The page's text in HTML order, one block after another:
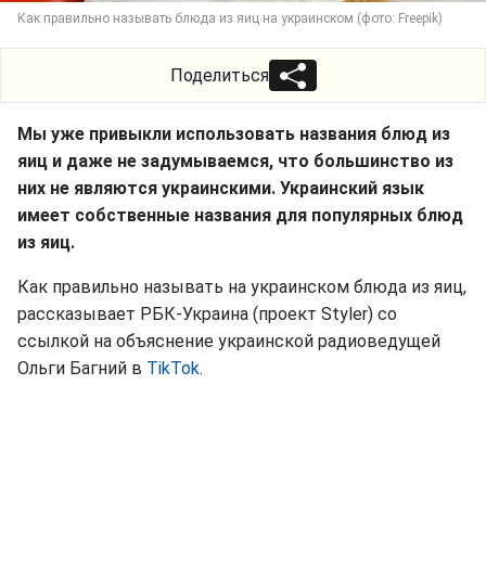
Как правильно называть блюда из яиц на украинском (фото: Freepik)
Поделиться
Мы уже привыкли использовать названия блюд из
яиц и даже не задумываемся, что большинство из
них не являются украинскими. Украинский язык
имеет собственные названия для популярных блюд
из яиц.
Как правильно называть на украинском блюда из яиц,
рассказывает РБК-Украина (проект Styler) со
ссылкой на объяснение украинской радиоведущей
Ольги Багний в TikTok.